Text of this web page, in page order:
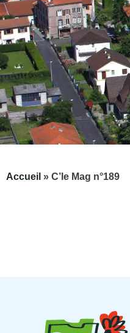
Accueil » C’le Mag n°189